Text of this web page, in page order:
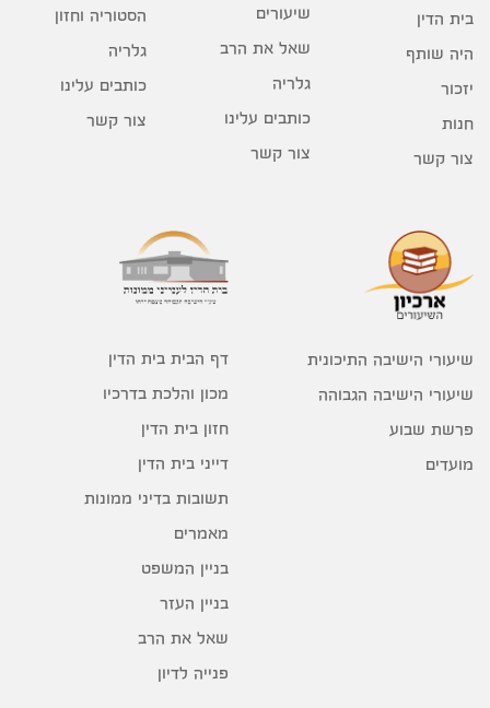
בית הדין
היה שותף
יזכור
חנות
צור קשר
שיעורים
שאל את הרב
גלריה
כותבים עלינו
צור קשר
הסטוריה וחזון
גלריה
כותבים עלינו
צור קשר
שיעורי הישיבה התיכונית
שיעורי הישיבה הגבוהה
פרשת שבוע
מועדים
דף הבית בית הדין
מכון והלכת בדרכיו
חזון בית הדין
דייני בית הדין
תשובות בדיני ממונות
מאמרים
בניין המשפט
בניין העזר
שאל את הרב
פנייה לדיון